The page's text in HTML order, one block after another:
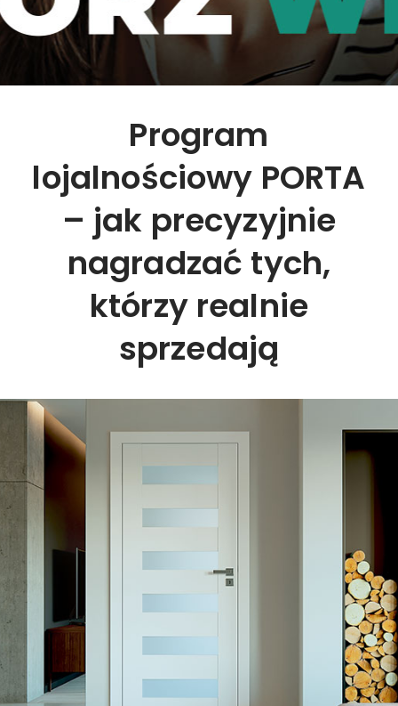
Program
lojalnościowy PORTA
– jak precyzyjnie
nagradzać tych,
którzy realnie
sprzedają